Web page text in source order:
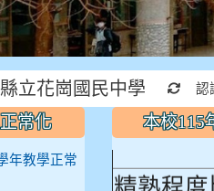
立花崗國民中學 重新
認
本校115
本校115
蓮縣最佳
精熟程
常化
年教學正常